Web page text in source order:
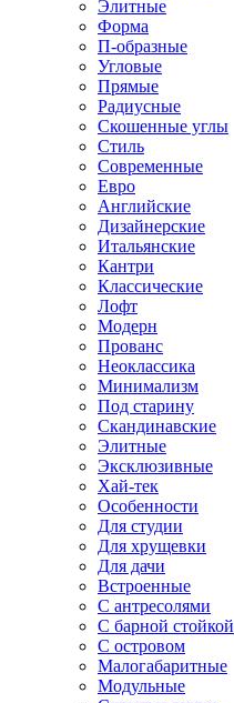
Элитные
Форма
П-образные
Угловые
Прямые
Радиусные
Скошенные углы
Стиль
Современные
Евро
Английские
Дизайнерские
Итальянские
Кантри
Классические
Лофт
Модерн
Прованс
Неоклассика
Минимализм
Под старину
Скандинавские
Элитные
Эксклюзивные
Хай-тек
Особенности
Для студии
Для хрущевки
Для дачи
Встроенные
С антресолями
С барной стойкой
С островом
Малогабаритные
Модульные